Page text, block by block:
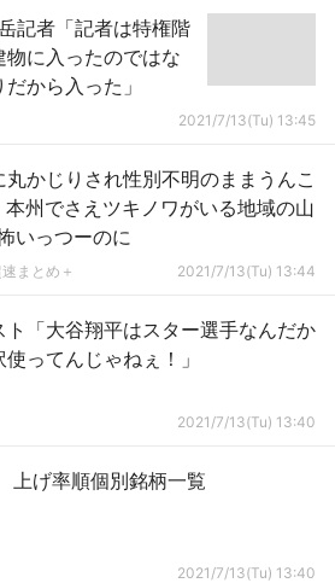
記者「記者は特権階
に入ったのではな
から入った」
2021/7/13(Tu) 13:45
かじりされ性別不明のままうんこ
いっつーのに
まとめ＋ 2021/7/13(Tu) 13:44
「大谷翔平はスター選手なんだか
ってんじゃねぇ！」
2021/7/13(Tu) 13:40
上げ率順個別銘柄一覧
2021/7/13(Tu) 13:40